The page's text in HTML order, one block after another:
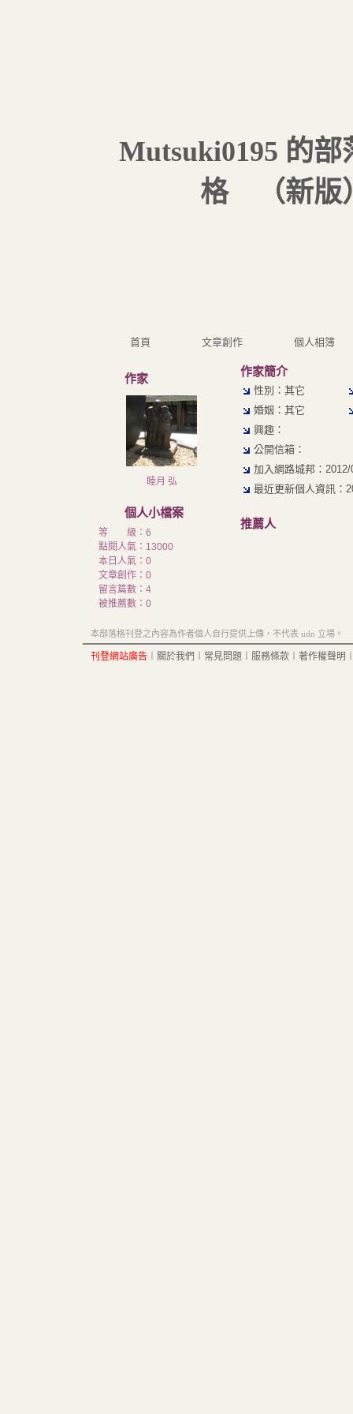
Mutsuki0195 的部
格（新版
首頁 文章創作 個人相簿
作家
睦月 弘
個人小檔案
等 級：6
點閱人氣：13000
本日人氣：0
文章創作：0
留言篇數：4
被推薦數： 0
作家簡介
性別：其它
婚姻：其它
興趣：
公開信箱：
加入網路城邦：
最近更新個人資訊：
推薦人
本部落格刊登之內容為作者個人自行提供上傳，不代表 udn 立場。
刊登網站廣告 關於我們 常見問題 服務條款 著作權聲明